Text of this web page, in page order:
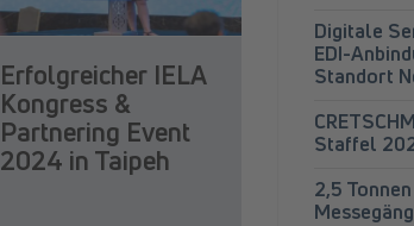
Erfolgreicher IELA
Kongress &
Partnering Event
2024 in Taipeh
Digitale
EDI-
Standort
Staffel
2,5